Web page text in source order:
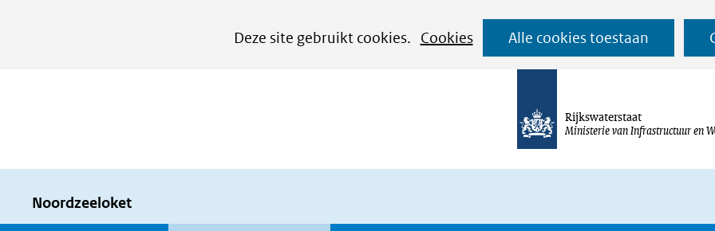
Deze site gebruikt cookies.
Cookies
van
cookies
op
Alle cookies toestaan
Ga
naar
de
Rijkswaterstaat
Ministerie van Infrastructuur en
Noordzeeloket